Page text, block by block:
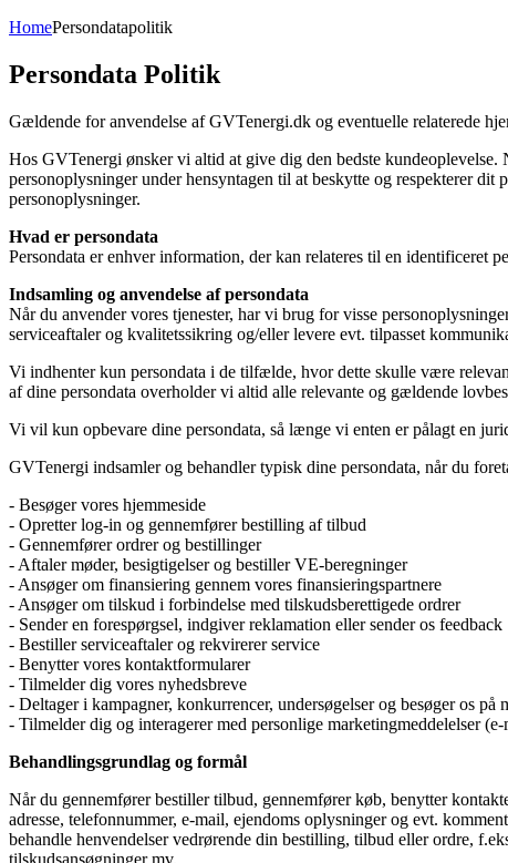
HomePersondatapolitik
Persondata Politik
Gældende for anvendelse af GVTenergi.dk og eventuelle relaterede
Hos GVTenergi ønsker vi altid at give dig den bedste
personoplysninger under hensyntagen til at beskytte og respekterer
personoplysninger.
Hvad er persondata
Persondata er enhver information, der kan relateres til en identificeret
Indsamling og anvendelse af persondata
Når du anvender vores tjenester, har vi brug for visse
serviceaftaler og kvalitetssikring og/eller levere evt. tilpasset
Vi indhenter kun persondata i de tilfælde, hvor dette skulle være
af dine persondata overholder vi altid alle relevante og gældende
Vi vil kun opbevare dine persondata, så længe vi enten er pålagt en
GVTenergi indsamler og behandler typisk dine persondata, når du
- Besøger vores hjemmeside
- Opretter log-in og gennemfører bestilling af tilbud
- Gennemfører ordrer og bestillinger
- Aftaler møder, besigtigelser og bestiller VE-beregninger
- Ansøger om finansiering gennem vores finansieringspartnere
- Ansøger om tilskud i forbindelse med tilskudsberettigede ordrer
- Sender en forespørgsel, indgiver reklamation eller sender os feedback
- Bestiller serviceaftaler og rekvirerer service
- Benytter vores kontaktformularer
- Tilmelder dig vores nyhedsbreve
- Deltager i kampagner, konkurrencer, undersøgelser og besøger os på
- Tilmelder dig og interagerer med personlige marketingmeddelelser
Behandlingsgrundlag og formål
Når du gennemfører bestiller tilbud, gennemfører køb, benytter
adresse, telefonnummer, e-mail, ejendoms oplysninger og evt.
behandle henvendelser vedrørende din bestilling, tilbud eller ordre,
tilskudsansøgninger mv.